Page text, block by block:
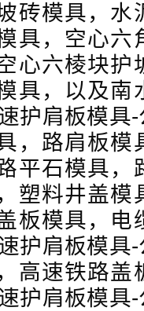
砖模具，水
具，空心六
心六棱块护
具，以及南
护肩板模具
，路肩板模
平石模具，
塑料井盖模
板模具，电
护肩板模具
高速铁路盖
护肩板模具